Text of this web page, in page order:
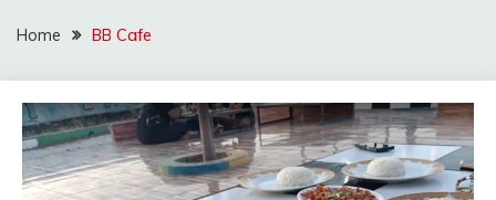
Home BB Cafe